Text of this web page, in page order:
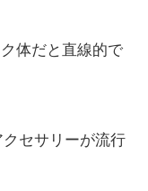
体だと直線的で
セサリーが流行